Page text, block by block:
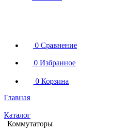
0 Сравнение
0 Избранное
0 Корзина
Главная
Каталог
Коммутаторы